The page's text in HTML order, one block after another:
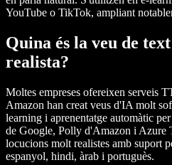
YouTube o TikTok, ampliant
Quina és la veu de
realista?
Moltes empreses ofereixen serveis
Amazon han creat veus d'IA molt
learning i aprenentatge automàtic
de Google, Polly d'Amazon i Azure
locucions molt realistes amb suport
espanyol, hindi, àrab i portuguès.